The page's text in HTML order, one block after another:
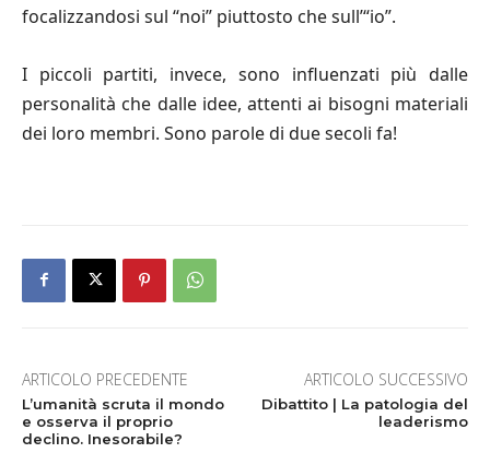
focalizzandosi sul “noi” piuttosto che sull’“io”.
I piccoli partiti, invece, sono influenzati più dalle
personalità che dalle idee, attenti ai bisogni materiali
dei loro membri. Sono parole di due secoli fa!
ARTICOLO PRECEDENTE
L’umanità scruta il mondo
e osserva il proprio
declino. Inesorabile?
ARTICOLO SUCCESSIVO
Dibattito | La patologia del
leaderismo